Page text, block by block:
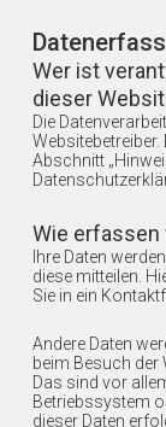
Wer ist
dieser
Die
Abschnitt
Wie erfassen
Ihre Daten
diese mitteilen.
Sie in ein
Andere Daten
beim Besuch der
Das sind vor
Betriebssystem
dieser Daten